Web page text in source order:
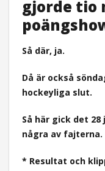
gjorde tio
Så där, ja.
Då är också
hockeyliga slut.
Så här gick det 28
några av fajterna.
* Resultat och